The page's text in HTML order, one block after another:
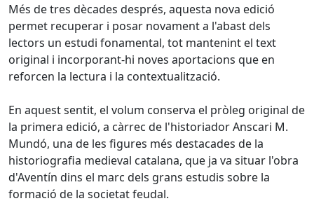
Més de tres dècades després, aquesta nova edició
permet recuperar i posar novament a l'abast dels
lectors un estudi fonamental, tot mantenint el text
original i incorporant-hi noves aportacions que en
reforcen la lectura i la contextualització.
En aquest sentit, el volum conserva el pròleg original de
la primera edició, a càrrec de l'historiador Anscari M.
Mundó, una de les figures més destacades de la
historiografia medieval catalana, que ja va situar l'obra
d'Aventín dins el marc dels grans estudis sobre la
formació de la societat feudal.